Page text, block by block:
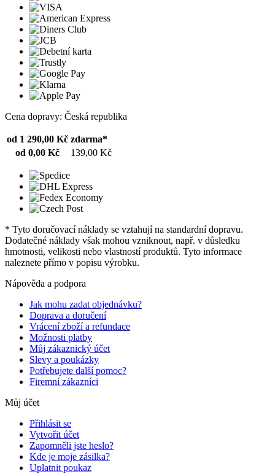
Cena dopravy: Česká republika
od 1 290,00 Kč zdarma*
od 0,00 Kč
139,00 Kč
* Tyto doručovací náklady se vztahují na standardní dopravu.
Dodatečné náklady však mohou vzniknout, např. v důsledku
hmotnosti, velikosti nebo vlastností produktů. Tyto informace
naleznete přímo v popisu výrobku.
Nápověda a podpora
Jak mohu zadat objednávku?
Doprava a doručení
Vrácení zboží a refundace
Možnosti platby
Můj zákaznický účet
Slevy a poukázky
Potřebujete další pomoc?
Firemní zákazníci
Můj účet
Přihlásit se
Vytvořit účet
Zapomněli jste heslo?
Kde je moje zásilka?
Uplatnit poukaz